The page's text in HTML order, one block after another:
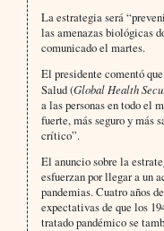
La estrategia será
las amenazas biológicas
comunicado el martes.
El presidente comentó
Salud (Global Health
a las personas en todo el
fuerte, más seguro y más
crítico”.
El anuncio sobre la
esfuerzan por llegar a un
pandemias. Cuatro años
expectativas de que los
tratado pandémico se